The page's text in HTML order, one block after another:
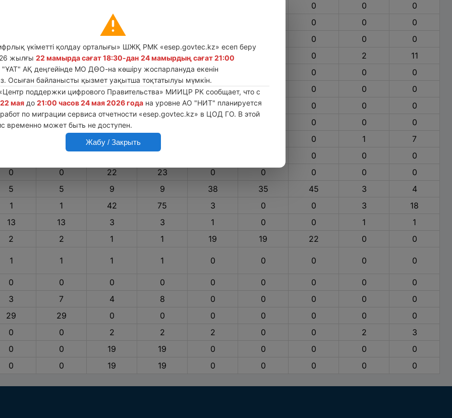
0 0
0
6 0 0
0
18 0 0
0
0 0 32 32 2 0 2
11
0 0 7 47 0 0 0
0
9 16 4 13 0 0 0 0
0
0 0 3 3 0 0 0 0
0
52 95 0 0 0
0
14 0 1
7
0 0
0
0 0 22 23 0 0 0 0
0
5 5 9 9 38 35 45 3
4
1 1 42 75 3 0 0 3
18
13 13 3 3 1 0 0 1
1
2 2 1 1 19 19 22 0 0
1 1 1 1 0 0 0 0 0
0 0 0 0 0 0 0 0
0
3 7 4 8 0 0 0 0
0
29 29 0 0 0 0 0 0
0
0 0 2 2 2 0 0 2
3
0 0 19 19 0 0 0 0
0
0 0 19 19 0 0 0 0 0
үкіметті қолдау орталығы» ШЖҚ РМК «esep.govtec.kz» есеп беру
жылғы 22 мамырда сағат 18:30-дан 24 мамырдың сағат 21:00
АҚ деңгейінде МО ДӨО-на көшіру жоспарлануда екенін
Осыған байланысты қызмет уақытша тоқтатылуы мүмкін.
поддержки цифрового Правительства» МИИЦР РК сообщает, что с
мая до 21:00 часов 24 мая 2026 года на уровне АО "НИТ" планируется
по миграции сервиса отчетности «esep.govtec.kz» в ЦОД ГО. В этой
временно может быть не доступен.
Жабу / Закрыть